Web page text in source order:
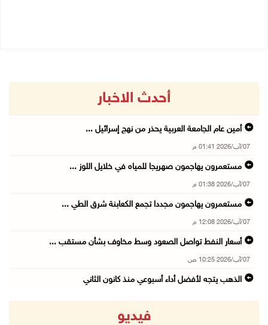
أحدث الاخبار
أمين عام الجامعة العربية يحذر من نهج إسرائيل ...
07/آب/2026 01:41 م
مستعمرون يهاجمون صهريجا للمياه في خلايل اللوز ...
07/آب/2026 01:38 م
مستعمرون يهاجمون مجددا تجمع الكعابنة شرق الطي ...
07/آب/2026 12:08 م
أسعار النفط تواصل الصعود وسط مخاوف بشأن مستقب ...
07/آب/2026 10:25 ص
الذهب يتجه لأفضل أداء أسبوعي منذ كانون الثاني
قوات الاحتلال تنصب حاجزا عسكريا شرق بيت لحم
فيديو